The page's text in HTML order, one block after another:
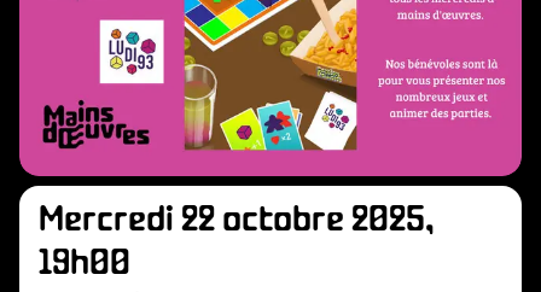
Mercredi 22 octobre 2025,
19h00